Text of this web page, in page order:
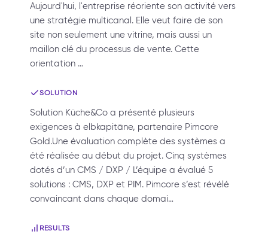
Aujourd'hui, l'entreprise réoriente son activité vers
une stratégie multicanal. Elle veut faire de son
site non seulement une vitrine, mais aussi un
maillon clé du processus de vente. Cette
orientation …
SOLUTION
Solution Küche&Co a présenté plusieurs
exigences à elbkapitäne, partenaire Pimcore
Gold.Une évaluation complète des systèmes a
été réalisée au début du projet. Cinq systèmes
dotés d’un CMS / DXP / L’équipe a évalué 5
solutions : CMS, DXP et PIM. Pimcore s’est révélé
convaincant dans chaque domai…
RESULTS